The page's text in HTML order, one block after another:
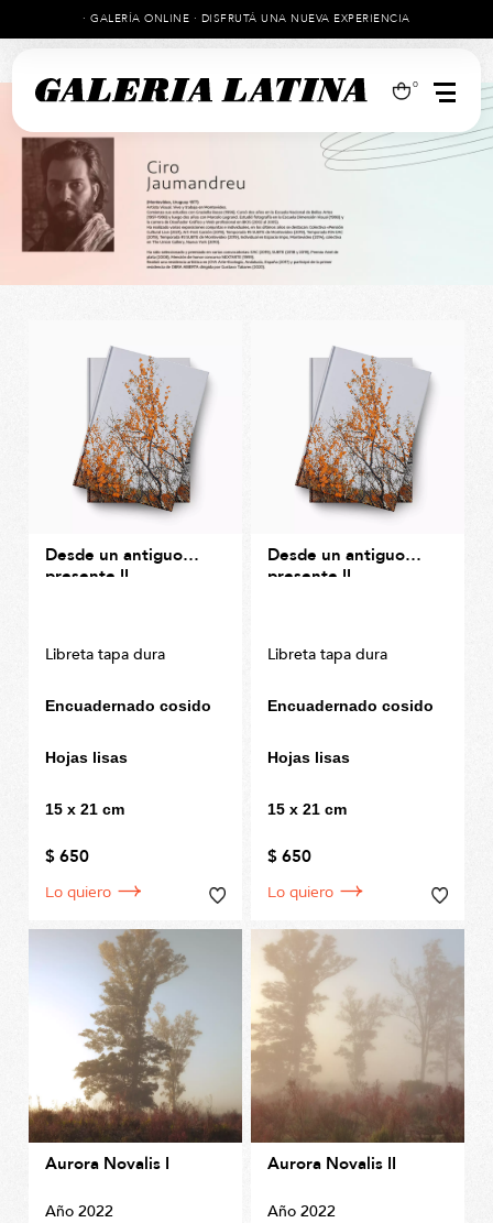
· GALERÍA ONLINE · DISFRUTÁ UNA NUEVA EXPERIENCIA
0
Desde un antiguo
presente II
Libreta tapa dura
Encuadernado cosido
Hojas lisas
15 x 21 cm
$ 650
Lo quiero
Desde un antiguo
presente II
Libreta tapa dura
Encuadernado cosido
Hojas lisas
15 x 21 cm
$ 650
Lo quiero
Aurora Novalis I
Año 2022
Aurora Novalis II
Año 2022